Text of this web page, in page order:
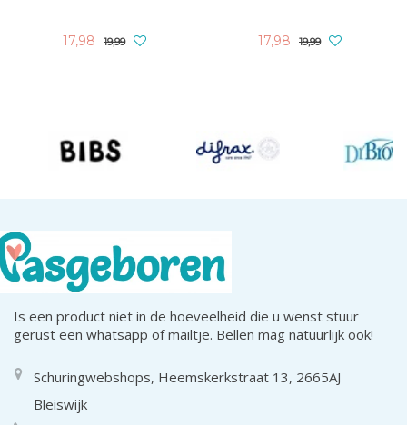
17,98 19,99 17,98 19,99
Is een product niet in de hoeveelheid die u wenst stuur
gerust een whatsapp of mailtje. Bellen mag natuurlijk ook!
Schuringwebshops, Heemskerkstraat 13, 2665AJ
Bleiswijk